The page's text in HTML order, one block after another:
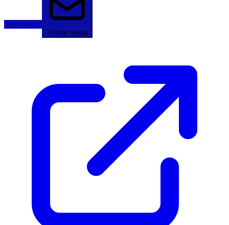
Sună acum
Trimite mesaj